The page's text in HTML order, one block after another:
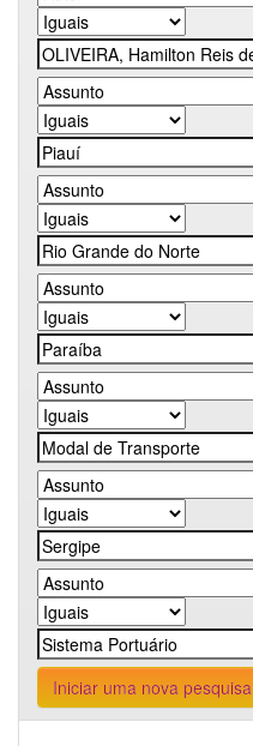
Iniciar uma nova pesquisa